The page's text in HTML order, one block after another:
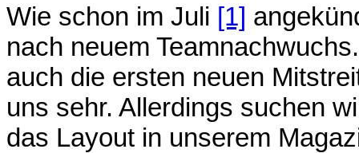
Wie schon im Juli [1]
nach neuem
auch die ersten neuen
uns sehr. Allerdings suchen
das Layout in unserem